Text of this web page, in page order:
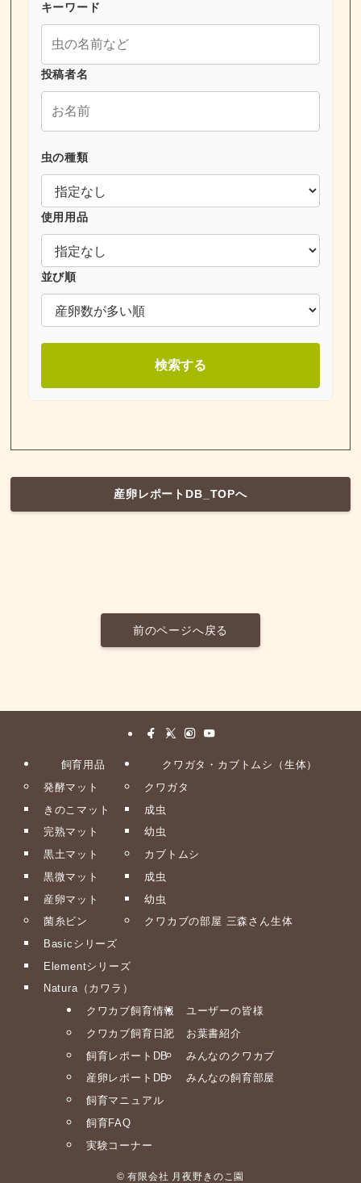
キーワード
投稿者名
虫の種類
使用用品
並び順
検索する
産卵レポートDB_TOPへ
前のページへ戻る
飼育用品
発酵マット
きのこマット
完熟マット
黒土マット
黒微マット
産卵マット
菌糸ビン
Basicシリーズ
Elementシリーズ
Natura（カワラ）
クワガタ・カブトムシ（生体）
クワガタ
成虫
幼虫
カブトムシ
成虫
幼虫
クワカブの部屋 三森さん生体
クワカブ飼育情報
クワカブ飼育日記
飼育レポートDB
産卵レポートDB
飼育マニュアル
飼育FAQ
実験コーナー
ユーザーの皆様
お葉書紹介
みんなのクワカブ
みんなの飼育部屋
© 有限会社 月夜野きのこ園